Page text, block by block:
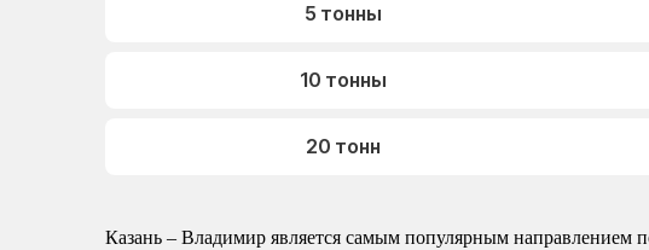
5 тонны
10 тонны
20 тонн
Казань – Владимир является самым популярным направлением